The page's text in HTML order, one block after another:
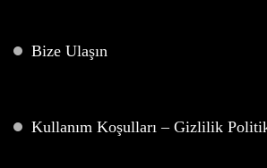
Bize Ulaşın
Kullanım Koşulları – Gizlilik